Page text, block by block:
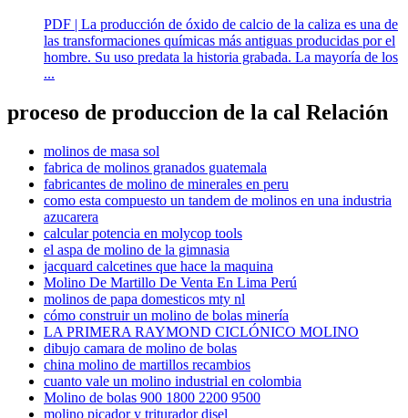
PDF | La producción de óxido de calcio de la caliza es una de
las transformaciones químicas más antiguas producidas por el
hombre. Su uso predata la historia grabada. La mayoría de los
...
proceso de produccion de la cal Relación
molinos de masa sol
fabrica de molinos granados guatemala
fabricantes de molino de minerales en peru
como esta compuesto un tandem de molinos en una industria
azucarera
calcular potencia en molycop tools
el aspa de molino de la gimnasia
jacquard calcetines que hace la maquina
Molino De Martillo De Venta En Lima Perú
molinos de papa domesticos mty nl
cómo construir un molino de bolas minería
LA PRIMERA RAYMOND CICLÓNICO MOLINO
dibujo camara de molino de bolas
china molino de martillos recambios
cuanto vale un molino industrial en colombia
Molino de bolas 900 1800 2200 9500
molino picador y triturador disel